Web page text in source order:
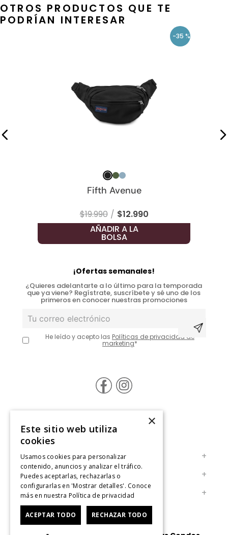
OTROS PRODUCTOS QUE TE
PODRÍAN INTERESAR
-35 %
Fifth Avenue
$19.990 $12.990
AÑADIR A LA
BOLSA
¡Ofertas semanales!
¿Quieres adelantarte a lo último para la temporada
que ya viene? Regístrate, suscríbete y sé uno de los
primeros en conocer nuestras promociones
He leído y acepto las Políticas de privacidad de
marketing*
@Contáctanos
Servicio al Consumidor +
Centro de Ayuda
¿Cómo comprar en Jansport.cl?
Nuestras Tiendas
Contáctanos
Retiro en tienda
Legal +
Políticas de Privacidad
Términos y Condiciones
Cambios, Retracto y Garantía
Políticas de Despacho
Cuenta +
Mi Cuenta
Sigue tu compra
×
Este sitio web utiliza
cookies
Usamos cookies para personalizar
contenido, anuncios y analizar el tráfico.
Puedes aceptarlas, rechazarlas o
configurarlas en 'Mostrar detalles'. Conoce
más en nuestra Política de privacidad
ACEPTAR TODO RECHAZAR TODO